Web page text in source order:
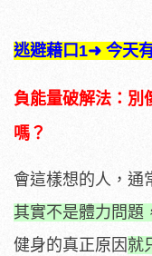
逃避藉口1➜ 今天
負能量破解法：別
嗎？
會這樣想的人，通
其實不是體力問題
健身的真正原因 就